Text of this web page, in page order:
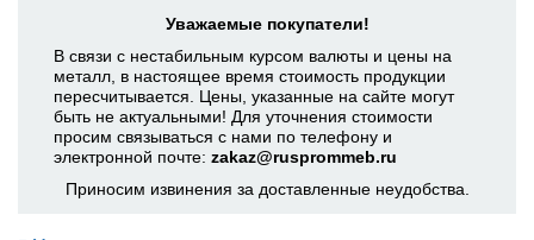
Уважаемые покупатели!
В связи с нестабильным курсом валюты и цены на
металл, в настоящее время стоимость продукции
пересчитывается. Цены, указанные на сайте могут
быть не актуальными! Для уточнения стоимости
просим связываться с нами по телефону и
электронной почте: zakaz@rusprommeb.ru
Приносим извинения за доставленные неудобства.